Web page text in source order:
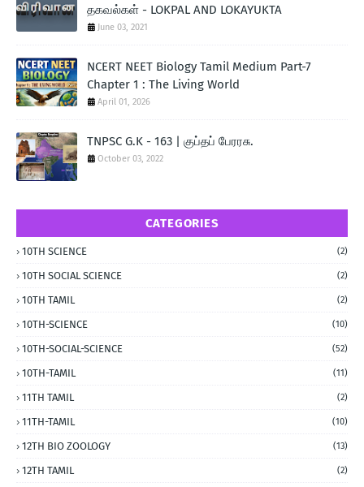
தகவல்கள் - LOKPAL AND LOKAYUKTA
June 03, 2021
NCERT NEET Biology Tamil Medium Part-7
Chapter 1 : The Living World
April 01, 2026
TNPSC G.K - 163 | குப்தப் பேரரசு.
October 03, 2022
CATEGORIES
10TH SCIENCE (2)
10TH SOCIAL SCIENCE (2)
10TH TAMIL (2)
10TH-SCIENCE (10)
10TH-SOCIAL-SCIENCE (52)
10TH-TAMIL (11)
11TH TAMIL (2)
11TH-TAMIL (10)
12TH BIO ZOOLOGY (13)
12TH TAMIL (2)